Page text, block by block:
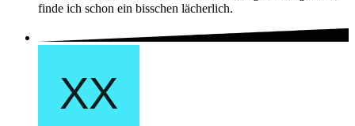
finde ich schon ein bisschen lächerlich.